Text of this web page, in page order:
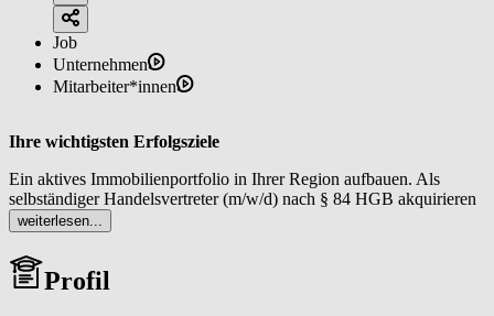
Job
Unternehmen
Mitarbeiter*innen
Ihre wichtigsten Erfolgsziele
Ein aktives Immobilienportfolio in Ihrer Region aufbauen. Als
selbständiger Handelsvertreter (m/w/d) nach § 84 HGB akquirieren
Sie regelmäßig neue Objekte sowie Interessentinnen und
Interessenten mit dem Ergebnis einer stabilen Pipeline an
Vermittlungsmandaten, die planbare Umsätze ermöglicht.
Eigentümerinnen und Eigentümer sowie Interessentinnen und
weiterlesen...
Profil